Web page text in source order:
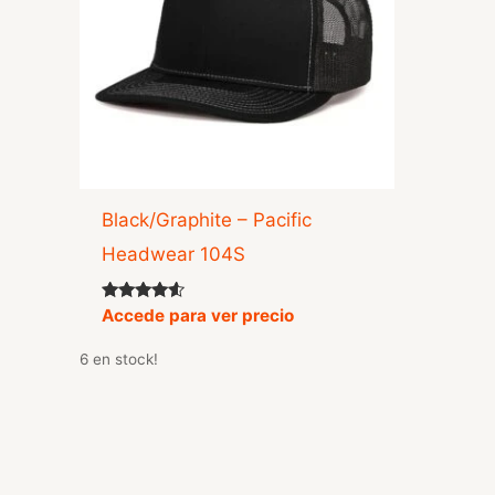
Black/Graphite – Pacific
Headwear 104S
Valorado
con
de 5
Accede para ver precio
6 en stock!